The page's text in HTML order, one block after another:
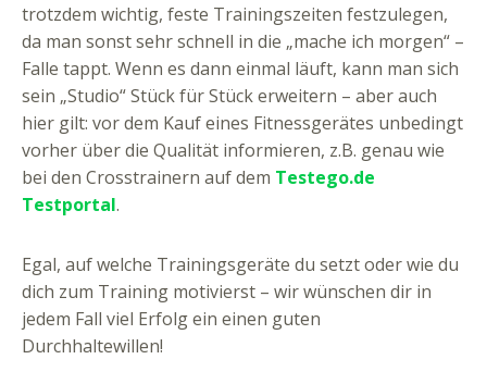
trotzdem wichtig, feste Trainingszeiten festzulegen,
da man sonst sehr schnell in die „mache ich morgen“ –
Falle tappt. Wenn es dann einmal läuft, kann man sich
sein „Studio“ Stück für Stück erweitern – aber auch
hier gilt: vor dem Kauf eines Fitnessgerätes unbedingt
vorher über die Qualität informieren, z.B. genau wie
bei den Crosstrainern auf dem Testego.de
Testportal.
Egal, auf welche Trainingsgeräte du setzt oder wie du
dich zum Training motivierst – wir wünschen dir in
jedem Fall viel Erfolg ein einen guten
Durchhaltewillen!